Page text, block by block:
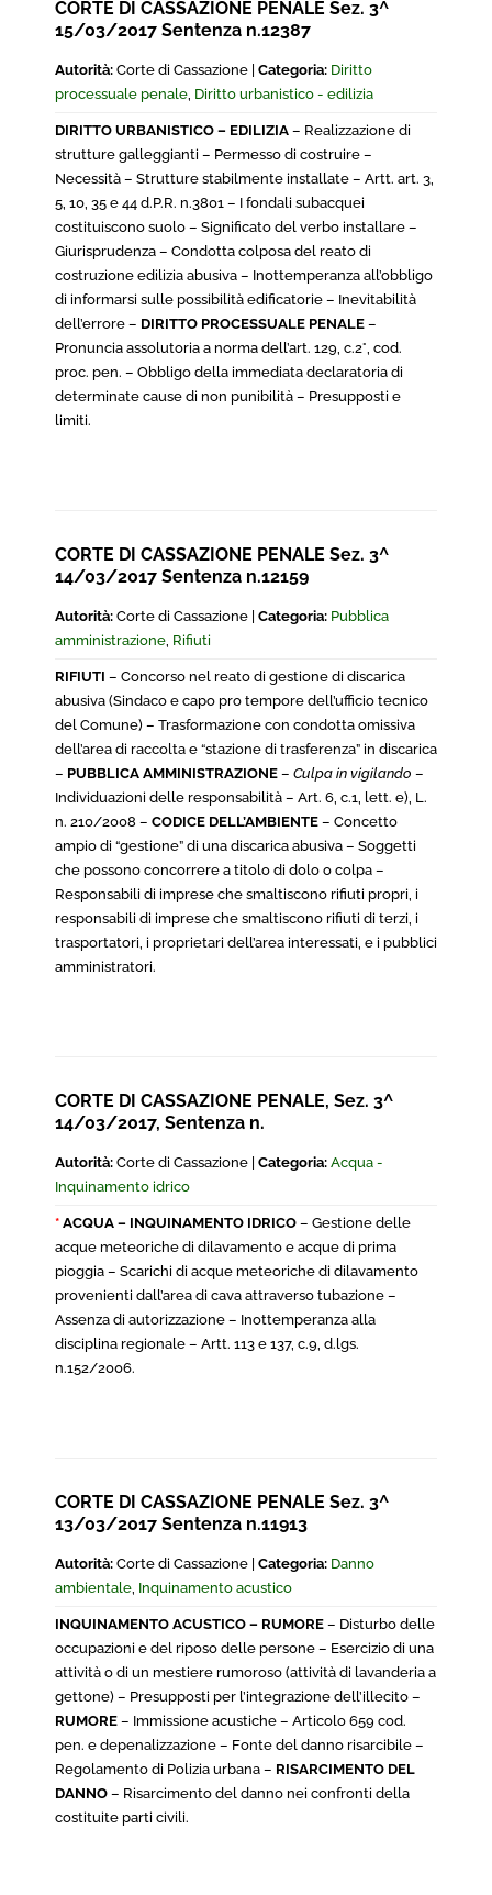
CORTE DI CASSAZIONE PENALE Sez. 3^
15/03/2017 Sentenza n.12387
Autorità: Corte di Cassazione | Categoria: Diritto
processuale penale, Diritto urbanistico - edilizia
DIRITTO URBANISTICO – EDILIZIA – Realizzazione di
strutture galleggianti – Permesso di costruire –
Necessità – Strutture stabilmente installate – Artt. art. 3,
5, 10, 35 e 44 d.P.R. n.3801 – I fondali subacquei
costituiscono suolo – Significato del verbo installare –
Giurisprudenza – Condotta colposa del reato di
costruzione edilizia abusiva – Inottemperanza all’obbligo
di informarsi sulle possibilità edificatorie – Inevitabilità
dell’errore – DIRITTO PROCESSUALE PENALE –
Pronuncia assolutoria a norma dell’art. 129, c.2°, cod.
proc. pen. – Obbligo della immediata declaratoria di
determinate cause di non punibilità – Presupposti e
limiti.
CORTE DI CASSAZIONE PENALE Sez. 3^
14/03/2017 Sentenza n.12159
Autorità: Corte di Cassazione | Categoria: Pubblica
amministrazione, Rifiuti
RIFIUTI – Concorso nel reato di gestione di discarica
abusiva (Sindaco e capo pro tempore dell’ufficio tecnico
del Comune) – Trasformazione con condotta omissiva
dell’area di raccolta e “stazione di trasferenza” in discarica
– PUBBLICA AMMINISTRAZIONE – Culpa in vigilando –
Individuazioni delle responsabilità – Art. 6, c.1, lett. e), L.
n. 210/2008 – CODICE DELL’AMBIENTE – Concetto
ampio di “gestione” di una discarica abusiva – Soggetti
che possono concorrere a titolo di dolo o colpa –
Responsabili di imprese che smaltiscono rifiuti propri, i
responsabili di imprese che smaltiscono rifiuti di terzi, i
trasportatori, i proprietari dell’area interessati, e i pubblici
amministratori.
CORTE DI CASSAZIONE PENALE, Sez. 3^
14/03/2017, Sentenza n.
Autorità: Corte di Cassazione | Categoria: Acqua -
Inquinamento idrico
* ACQUA – INQUINAMENTO IDRICO – Gestione delle
acque meteoriche di dilavamento e acque di prima
pioggia – Scarichi di acque meteoriche di dilavamento
provenienti dall’area di cava attraverso tubazione –
Assenza di autorizzazione – Inottemperanza alla
disciplina regionale – Artt. 113 e 137, c.9, d.lgs.
n.152/2006.
CORTE DI CASSAZIONE PENALE Sez. 3^
13/03/2017 Sentenza n.11913
Autorità: Corte di Cassazione | Categoria: Danno
ambientale, Inquinamento acustico
INQUINAMENTO ACUSTICO – RUMORE – Disturbo delle
occupazioni e del riposo delle persone – Esercizio di una
attività o di un mestiere rumoroso (attività di lavanderia a
gettone) – Presupposti per l’integrazione dell’illecito –
RUMORE – Immissione acustiche – Articolo 659 cod.
pen. e depenalizzazione – Fonte del danno risarcibile –
Regolamento di Polizia urbana – RISARCIMENTO DEL
DANNO – Risarcimento del danno nei confronti della
costituite parti civili.